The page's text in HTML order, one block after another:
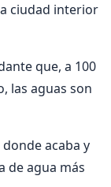
ciudad interior
que, a 100
las aguas son
acaba y
de agua más